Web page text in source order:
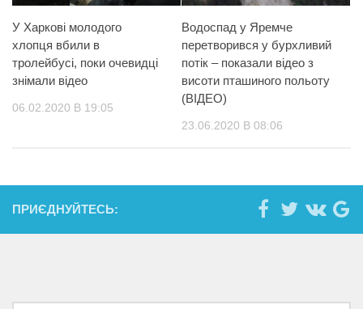
У Харкові молодого
хлопця вбили в
тролейбусі, поки очевидці
знімали відео
06.02.2020 В 19:05
Водоспад у Яремче
перетворився у бурхливий
потік – показали відео з
висоти пташиного польоту
(ВІДЕО)
23.06.2020 В 08:06
ПРИЄДНУЙТЕСЬ: